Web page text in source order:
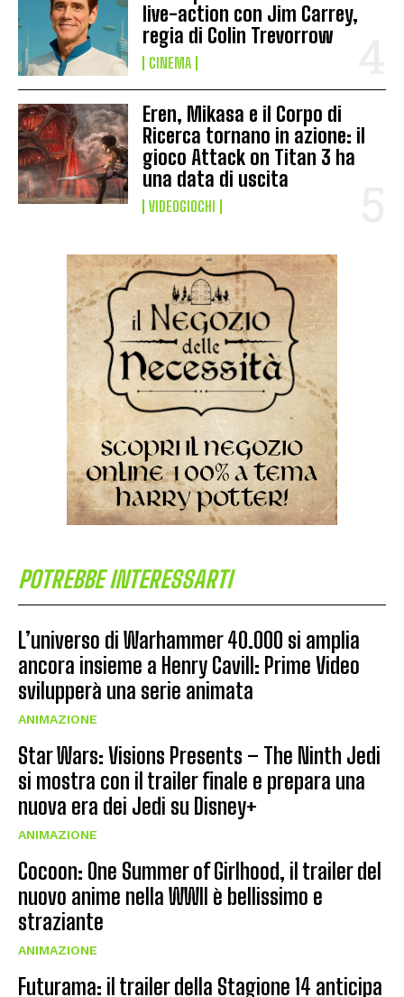
live-action con Jim Carrey,
regia di Colin Trevorrow
CINEMA
Eren, Mikasa e il Corpo di
Ricerca tornano in azione: il
gioco Attack on Titan 3 ha
una data di uscita
VIDEOGIOCHI
POTREBBE INTERESSARTI
L’universo di Warhammer 40.000 si amplia
ancora insieme a Henry Cavill: Prime Video
svilupperà una serie animata
ANIMAZIONE
Star Wars: Visions Presents – The Ninth Jedi
si mostra con il trailer finale e prepara una
nuova era dei Jedi su Disney+
ANIMAZIONE
Cocoon: One Summer of Girlhood, il trailer del
nuovo anime nella WWII è bellissimo e
straziante
ANIMAZIONE
Futurama: il trailer della Stagione 14 anticipa